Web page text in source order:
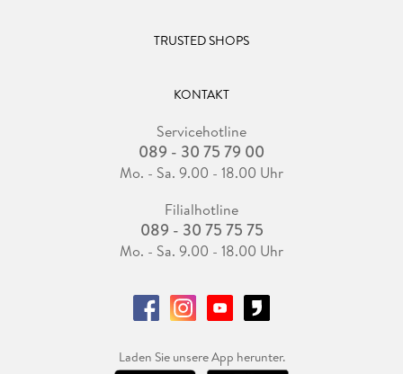
TRUSTED SHOPS
KONTAKT
Servicehotline
089 - 30 75 79 00
Mo. - Sa. 9.00 - 18.00 Uhr
Filialhotline
089 - 30 75 75 75
Mo. - Sa. 9.00 - 18.00 Uhr
Laden Sie unsere App herunter.